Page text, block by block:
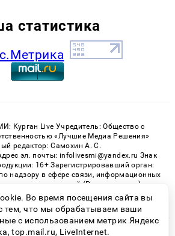
статистика
Курган Live Учредитель: Общество с
«Лучшие Медиа Решения»
редактор: Самохин А. С.
эл. почты: infolivesmi@yandex.ru Знак
16+ Зарегистрировавший орган:
надзору в сфере связи, информационных
коммуникаций (Роскомнадзор)
СМИ ЭЛ № ФС 77 - 82535 от 21.01.2022
Во время посещения сайта вы
тем, что мы обрабатываем ваши
с использованием метрик Яндекс
top.mail.ru, LiveInternet.